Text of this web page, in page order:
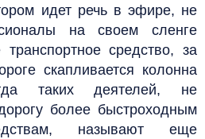
идет речь в эфире, не
на своем сленге
средство, за
скапливается колонна
таких деятелей, не
более быстроходным
называют еще